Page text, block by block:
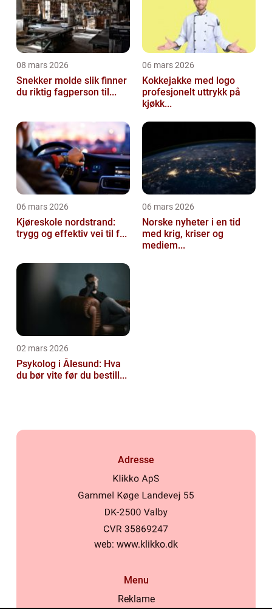
08 mars 2026
Snekker molde slik finner
du riktig fagperson til...
06 mars 2026
Kokkejakke med logo
profesjonelt uttrykk på
kjøkk...
06 mars 2026
Kjøreskole nordstrand:
trygg og effektiv vei til f...
06 mars 2026
Norske nyheter i en tid
med krig, kriser og
mediem...
02 mars 2026
Psykolog i Ålesund: Hva
du bør vite før du bestill...
Adresse
web: www.klikko.dk
Menu
Reklame